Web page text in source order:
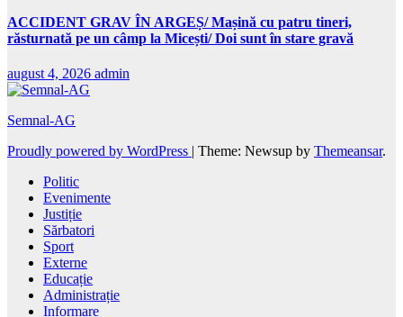
ACCIDENT GRAV ÎN ARGEȘ/ Mașină cu patru tineri,
răsturnată pe un câmp la Micești/ Doi sunt în stare gravă
august 4, 2026 admin
Semnal-AG
Proudly powered by WordPress | Theme: Newsup by Themeansar.
Politic
Evenimente
Justiție
Sărbatori
Sport
Externe
Educație
Administrație
Informare